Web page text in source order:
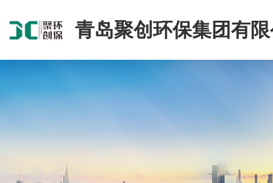
青岛聚创环保集团有